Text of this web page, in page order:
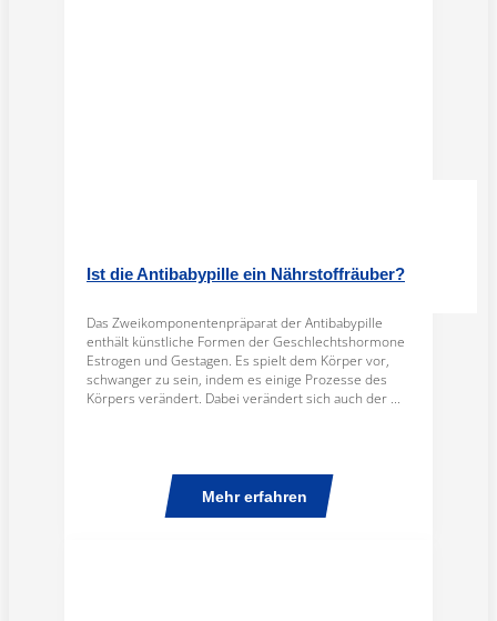
Ist die Antibabypille ein Nährstoffräuber?
Das Zweikomponentenpräparat der Antibabypille
enthält künstliche Formen der Geschlechtshormone
Estrogen und Gestagen. Es spielt dem Körper vor,
schwanger zu sein, indem es einige Prozesse des
Körpers verändert. Dabei verändert sich auch der ...
Mehr erfahren